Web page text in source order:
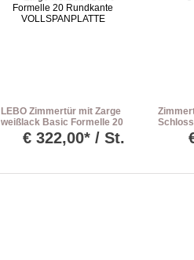
LEBO Zimmertür mit Zarge
weißlack Basic Formelle 20
Rundkante
VOLLSPANPLATTE
€ 322,00* / St.